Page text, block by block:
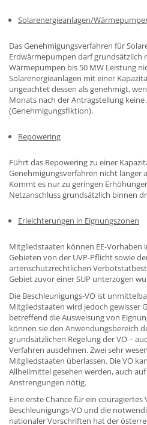
Solarenergieanlagen/
Das Genehmigungsverfahren für
Erdwärmepumpen darf grundsätzlich
Wärmepumpen bis 50 MW Leistung
Solarenergieanlagen mit einer
ungeachtet dessen als genehmigt,
Monats nach der Antragstellung
(Genehmigungsfiktion).
Repowering
Führt das Repowering zu einer
Genehmigungsverfahren nicht länger
Kommt es nur zu geringen
Netzanschluss grundsätzlich binnen
Erleichterungen in Eignungszonen
Mitgliedstaaten können EE-Vorhaben
Gebieten von der UVP-Pflicht sowie
artenschutzrechtlichen
Gebiet zuvor einer SUP unterzogen
Die Beschleunigungs-VO ist
Mitgliedstaaten wird jedoch gewisser
betreffend die Ausweisung von
können sie den Anwendungsbereich
grundsätzlichen Regelung der VO –
Verfahren ausdehnen. Zwei sehr
Mitgliedstaaten überlassen. Die VO
Allheilmittel gesehen werden, auch
Anstrengungen nötig.
Eine erste Chance für ein
Beschleunigungs-VO und die
nationaler Vorschriften hat der